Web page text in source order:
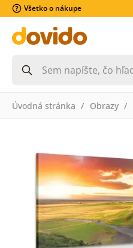
Všetko o nákupe
Úvodná stránka Obrazy